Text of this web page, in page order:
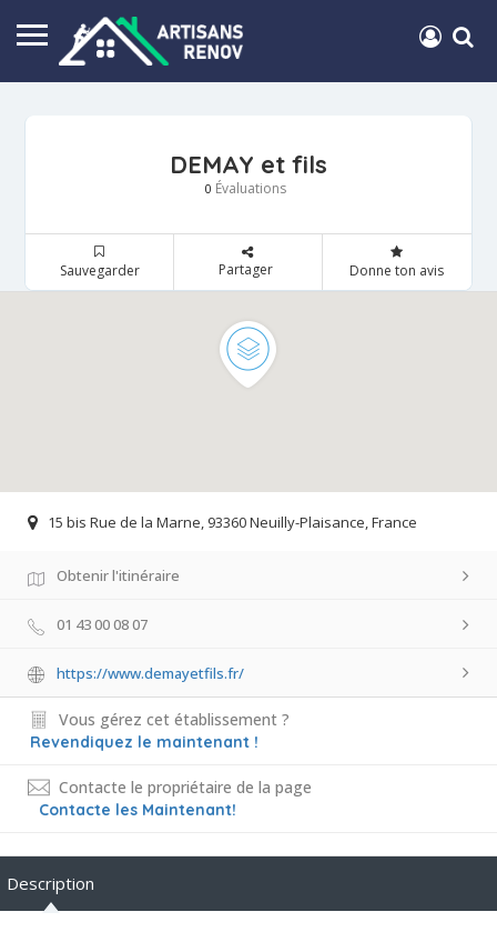
DEMAY et fils
0 Évaluations
Sauvegarder Partager Donne ton avis
15 bis Rue de la Marne, 93360 Neuilly-Plaisance, France
Obtenir l'itinéraire
01 43 00 08 07
https://www.demayetfils.fr/
Vous gérez cet établissement ?
Revendiquez le maintenant !
Contacte le propriétaire de la page
Contacte les Maintenant!
Description